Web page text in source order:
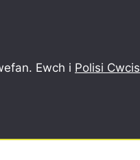
Ewch i Polisi Cwcis